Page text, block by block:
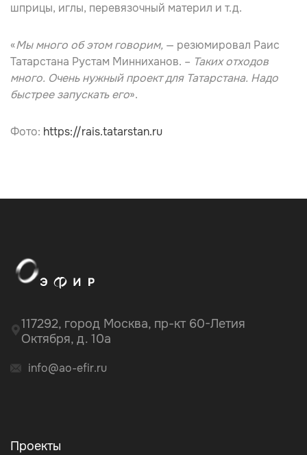
шприцы, иглы, перевязочный материл и т.д.
«Мы много об этом говорим, — резюмировал Раис
Татарстана Рустам Минниханов. – Таких отходов
много. Очень нужный проект для Татарстана. Надо
быстрее запускать его».
Фото: https://rais.tatarstan.ru
117292, город Москва, пр-кт 60-Летия
Октября, д. 10а
info@ao-efir.ru
Проекты